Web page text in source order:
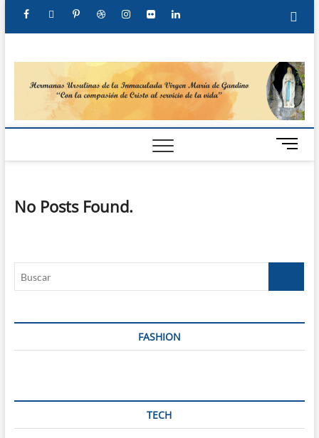
Hermanas
Ursulinas
M
e
No Posts Found.
FASHION
TECH